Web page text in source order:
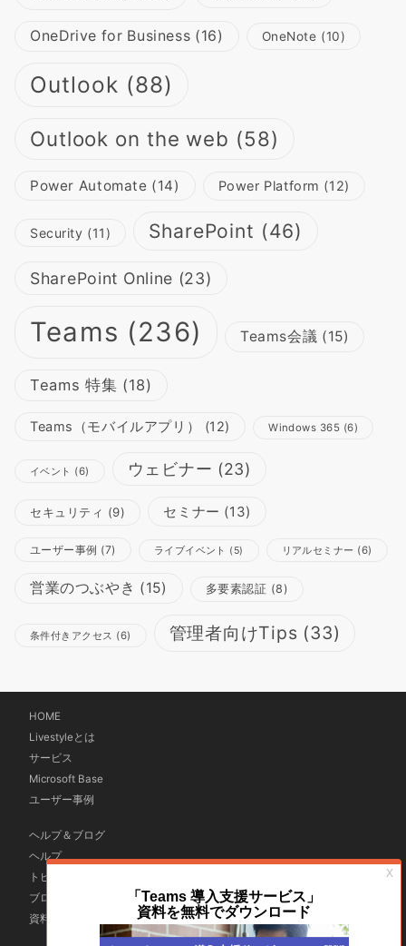
OneDrive for Business (16) OneNote (10)
Outlook (88)
Outlook on the web (58)
Power Automate (14) Power Platform (12)
Security (11) SharePoint (46)
SharePoint Online (23)
Teams (236) Teams会議 (15)
Teams 特集 (18)
Teams（モバイルアプリ） (12) Windows 365 (6)
イベント (6) ウェビナー (23)
セキュリティ (9) セミナー (13)
ユーザー事例 (7) ライブイベント (5) リアルセミナー (6)
営業のつぶやき (15) 多要素認証 (8)
条件付きアクセス (6) 管理者向けTips (33)
HOME
Livestyleとは
サービス
Microsoft Base
ユーザー事例
ヘルプ＆ブログ
ヘルプ
トピックス
ブログ購読
資料ダウンロード